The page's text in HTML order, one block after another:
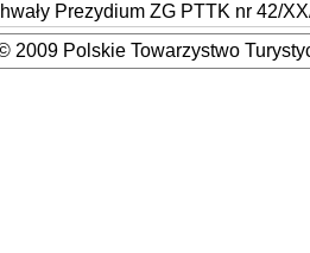
Prezydium ZG PTTK nr 42/
2009 Polskie Towarzystwo